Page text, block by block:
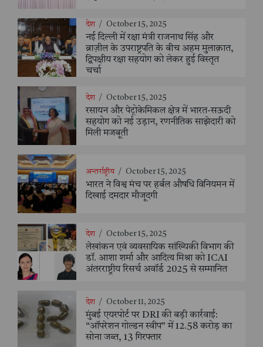
देश / October 15, 2025
नई दिल्ली में रक्षा मंत्री राजनाथ सिंह और
ब्राज़ील के उपराष्ट्रपति के बीच अहम मुलाक़ात,
द्विपक्षीय रक्षा सहयोग को लेकर हुई विस्तृत
चर्चा
देश / October 15, 2025
रसायन और पेट्रोकेमिकल क्षेत्र में भारत-सऊदी
सहयोग को नई उड़ान, रणनीतिक साझेदारी को
मिली मजबूती
अन्तर्राष्ट्रीय / October 15, 2025
भारत ने विश्व मंच पर हर्बल औषधि विनियमन में
दिखाई दमदार मौजूदगी
देश / October 15, 2025
लेखांकन एवं व्यवसायिक सांख्यिकी विभाग की
डॉ. आशा शर्मा और आदित्य मिश्रा को ICAI
अंतरराष्ट्रीय रिसर्च अवॉर्ड 2025 से सम्मानित
देश / October 11, 2025
मुंबई एयरपोर्ट पर DRI की बड़ी कार्रवाई:
“ऑपरेशन गोल्डन स्वीप” में 12.58 करोड़ का
सोना जब्त, 13 गिरफ्तार